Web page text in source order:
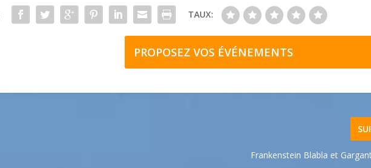
TAUX:
PROPOSEZ VOS ÉVÉNEMENTS
Frankenstein Blabla et